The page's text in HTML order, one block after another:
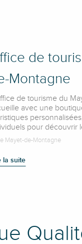
de
Montagne
de tourisme du
avec une
pour découvrir
Mayet-de-Montagne
la suite